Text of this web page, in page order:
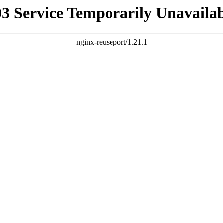
Service Temporarily
nginx-reuseport/1.21.1